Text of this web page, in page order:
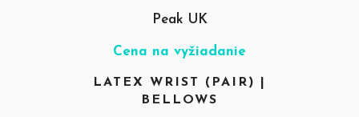
Peak UK
Cena na vyžiadanie
LATEX WRIST (PAIR) |
BELLOWS